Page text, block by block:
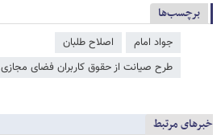
برچسب‌ها
جواد امام
اصلاح طلبان
طرح صیانت از حقوق کاربران فضای مجازی
خبرهای مرتبط